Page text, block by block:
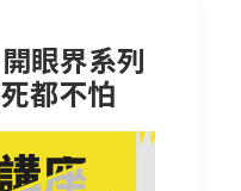
眼界系列
都不怕